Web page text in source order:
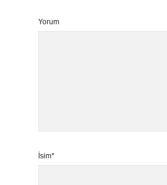
Yorum
İsim*